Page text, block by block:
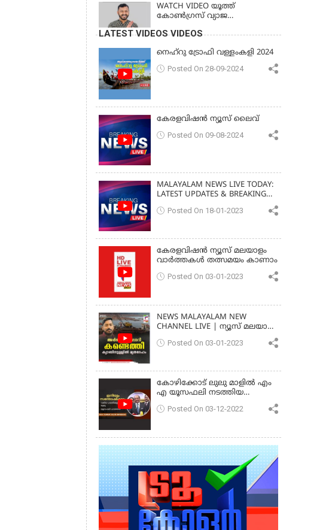
WATCH VIDEO യൂത്ത്
കോൺഗ്രസ് വ്യാജ
രാഹുൽ മാങ്കൂട്ടത്തിലിനെ
LATEST VIDEOS VIDEOS
നെഹ്‌റു ട്രോഫി വള്ളംകളി 2024
Posted On 28-09-2024
കേരളവിഷൻ ന്യൂസ് ലൈവ്
Posted On 09-08-2024
MALAYALAM NEWS LIVE TODAY:
LATEST UPDATES & BREAKING
Posted On 18-01-2023
കേരളവിഷൻ ന്യൂസ് മലയാളം
വാർത്തകൾ തത്സമയം കാണാം
Posted On 03-01-2023
NEWS MALAYALAM NEW
CHANNEL LIVE | ന്യൂസ് മലയാളം
MALAYALAM
Posted On 03-01-2023
കോഴിക്കോട് ലുലു മാളിൽ എം
എ യൂസഫലി നടത്തിയ
പ്രസംഗം
Posted On 03-12-2022